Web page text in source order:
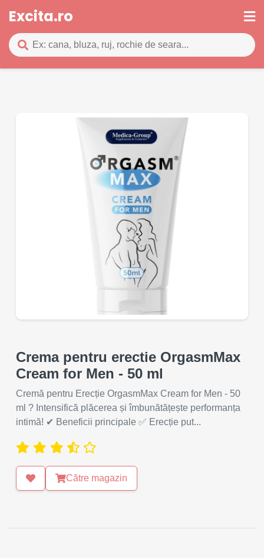
Excita.ro
Crema pentru erectie OrgasmMax
Cream for Men - 50 ml
Cremă pentru Erecție OrgasmMax Cream for Men - 50
ml ? Intensifică plăcerea și îmbunătățește performanța
intimă! ✔ Beneficii principale ✅ Erecție put...
Către magazin